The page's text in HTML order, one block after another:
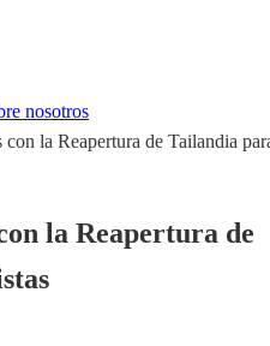
nosotros
la Reapertura de Tailandia
la Reapertura de